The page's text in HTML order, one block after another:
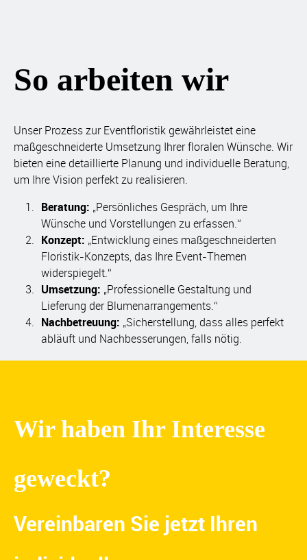
So arbeiten wir
Unser Prozess zur Eventfloristik gewährleistet eine
maßgeschneiderte Umsetzung Ihrer floralen Wünsche. Wir
bieten eine detaillierte Planung und individuelle Beratung,
um Ihre Vision perfekt zu realisieren.
Beratung:„Persönliches Gespräch, um Ihre
Wünsche und Vorstellungen zu erfassen.“
Konzept: „Entwicklung eines maßgeschneiderten
Floristik-Konzepts, das Ihre Event-Themen
widerspiegelt.“
Umsetzung:„Professionelle Gestaltung und
Lieferung der Blumenarrangements.“
Nachbetreuung:„Sicherstellung, dass alles perfekt
abläuft und Nachbesserungen, falls nötig.
Wir haben Ihr Interesse
geweckt?
Vereinbaren Sie jetzt Ihren